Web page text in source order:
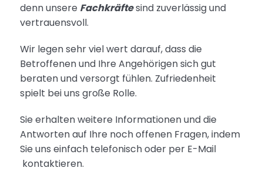
denn unsere Fachkräftesind zuverlässig und
vertrauensvoll.
Wir legen sehr viel wert darauf, dass die
Betroffenen und Ihre Angehörigen sich gut
beraten und versorgt fühlen. Zufriedenheit
spielt bei uns große Rolle.
Sie erhalten weitere Informationen und die
Antworten auf Ihre noch offenen Fragen, indem
Sie uns einfach telefonisch oder per E-Mail
kontaktieren.